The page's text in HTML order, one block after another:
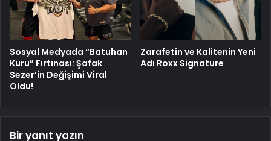
Sosyal Medyada “Batuhan
Kuru” Fırtınası: Şafak
Sezer’in Değişimi Viral
Oldu!
Zarafetin ve Kalitenin Yeni
Adı Roxx Signature
Bir yanıt yazın